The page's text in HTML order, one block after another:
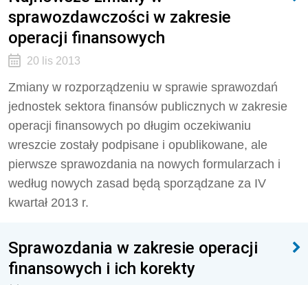
sprawozdawczości w zakresie
operacji finansowych
20 lis 2013
Zmiany w rozporządzeniu w sprawie sprawozdań
jednostek sektora finansów publicznych w zakresie
operacji finansowych po długim oczekiwaniu
wreszcie zostały podpisane i opublikowane, ale
pierwsze sprawozdania na nowych formularzach i
według nowych zasad będą sporządzane za IV
kwartał 2013 r.
Sprawozdania w zakresie operacji
finansowych i ich korekty